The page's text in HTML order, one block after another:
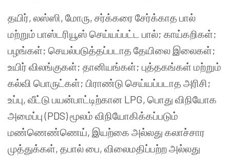
தயிர், லஸ்ஸி, மோரு, சர்க்கரை சேர்க்காத பால்
மற்றும் பாஸ்டரியூஸ் செய்யப்பட்ட பால்; காய்கறிகள்;
பழங்கள்; செயல்படுத்தப்படாத தேயிலை இலைகள்;
உயிர் விலங்குகள்; தானியங்கள்; புத்தகங்கள் மற்றும்
கல்வி பொருட்கள்; பிராண்டு செய்யப்படாத அரிசி;
உப்பு, வீட்டு பயன்பாட்டிற்கான LPG, பொது விநியோக
அமைப்பு (PDS) மூலம் விநியோகிக்கப்படும்
மண்ணெண்ணெய், இயற்கை அல்லது கலாச்சார
முத்துக்கள், தபால் பை, விலைமதிப்பற்ற அல்லது